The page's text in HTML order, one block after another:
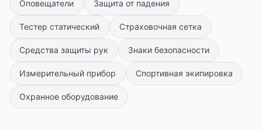
Оповещатели Защита от падения
Тестер статический Страховочная сетка
Средства защиты рук Знаки безопасности
Измерительный прибор Спортивная экипировка
Охранное оборудование